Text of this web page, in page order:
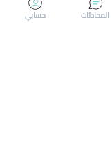
إجراء مكالمة
حسابي المحادثات